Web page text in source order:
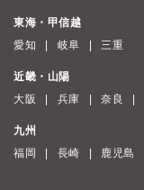
東海・甲信越
愛知
岐阜 三重
近畿・山陽
大阪
兵庫 奈良
九州
福岡
長崎 鹿児島